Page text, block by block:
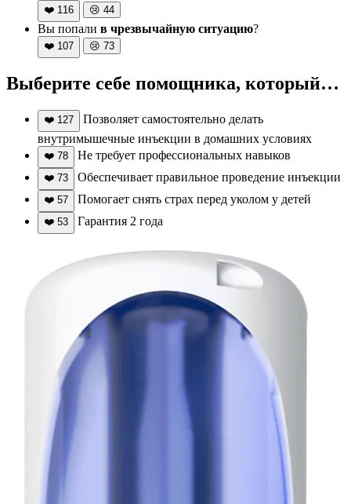
❤️ 116 😢 44
Вы попали в чрезвычайную ситуацию?
❤️ 107 😢 73
Выберите себе помощника, который…
❤️ 127
Позволяет самостоятельно делать
внутримышечные инъекции в домашних условиях
❤️ 78 Не требует профессиональных навыков
❤️ 73 Обеспечивает правильное проведение инъекции
❤️ 57 Помогает снять страх перед уколом у детей
❤️ 53 Гарантия 2 года